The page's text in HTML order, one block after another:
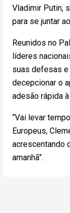
Vladimir Putin,
para se juntar
Reunidos no
líderes
suas defesas
decepcionar o
adesão rápida
“Vai levar
Europeus,
acrescentando
amanhã”.